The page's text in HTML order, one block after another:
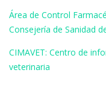
Área de Control
Consejería de Sanidad
CIMAVET: Centro de
veterinaria